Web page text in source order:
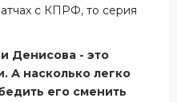
с КПРФ, то серия
Денисова - это
А насколько легко
его сменить